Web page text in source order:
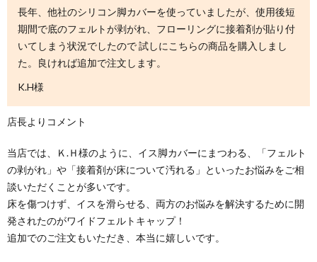
長年、他社のシリコン脚カバーを使っていましたが、使用後短
期間で底のフェルトが剥がれ、フローリングに接着剤が貼り付
いてしまう状況でしたので 試しにこちらの商品を購入しまし
た。良ければ追加で注文します。
K.H様
店長よりコメント
当店では、Ｋ.Ｈ様のように、イス脚カバーにまつわる、「フェルト
の剥がれ」や「接着剤が床について汚れる」といったお悩みをご相
談いただくことが多いです。
床を傷つけず、イスを滑らせる、両方のお悩みを解決するために開
発されたのがワイドフェルトキャップ！
追加でのご注文もいただき、本当に嬉しいです。